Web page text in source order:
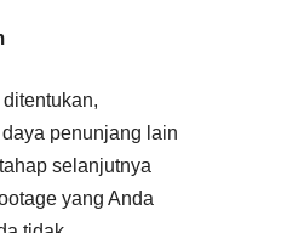
penunjang lain
selanjutnya
yang Anda